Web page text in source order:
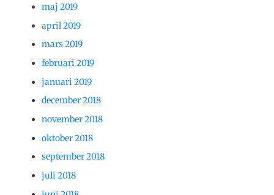
maj 2019
april 2019
mars 2019
februari 2019
januari 2019
december 2018
november 2018
oktober 2018
september 2018
juli 2018